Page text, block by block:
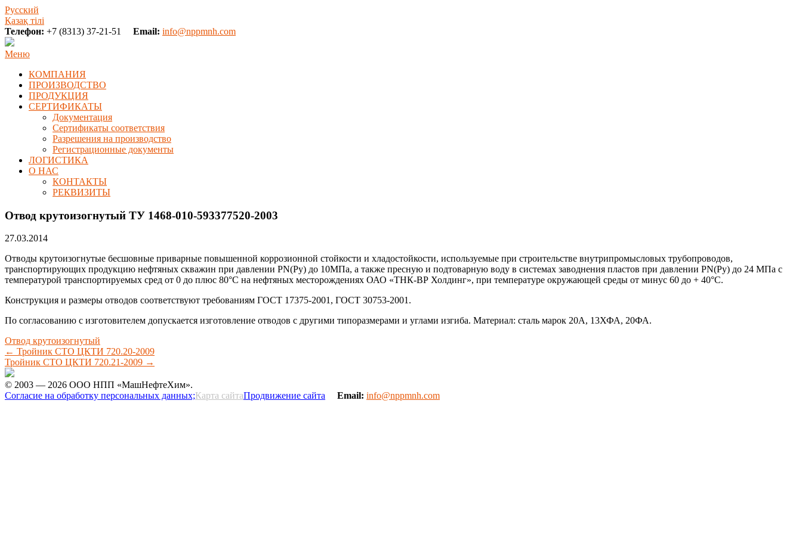
Русский
Қазақ тілі
Телефон: +7 (8313) 37-21-51 Email: info@nppmnh.com
Меню
КОМПАНИЯ
ПРОИЗВОДСТВО
ПРОДУКЦИЯ
СЕРТИФИКАТЫ
Документация
Сертификаты соответствия
Разрешения на производство
Регистрационные документы
ЛОГИСТИКА
О НАС
КОНТАКТЫ
РЕКВИЗИТЫ
Отвод крутоизогнутый ТУ 1468-010-593377520-2003
27.03.2014
Отводы крутоизогнутые бесшовные приварные повышенной коррозионной стойкости и хладостойкости, используемые при строительстве внутрипромысловых трубопроводов,
транспортирующих продукцию нефтяных скважин при давлении PN(Ру) до 10МПа, а также пресную и подтоварную воду в системах заводнения пластов при давлении PN(Ру) до 24 МПа с
температурой транспортируемых сред от 0 до плюс 80°С на нефтяных месторождениях ОАО «ТНК-ВР Холдинг», при температуре окружающей среды от минус 60 до + 40°С.
Конструкция и размеры отводов соответствуют требованиям ГОСТ 17375-2001, ГОСТ 30753-2001.
По согласованию с изготовителем допускается изготовление отводов с другими типоразмерами и углами изгиба. Материал: сталь марок 20А, 13ХФА, 20ФА.
Отвод крутоизогнутый
← Тройник СТО ЦКТИ 720.20-2009
Тройник СТО ЦКТИ 720.21-2009 →
© 2003 — 2026 ООО НПП «МашНефтеХим».
Согласие на обработку персональных данных;Карта сайтаПродвижение сайта Email: info@nppmnh.com